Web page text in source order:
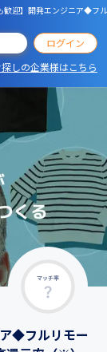
歓迎】開発エンジニア
ログイン
しの企業様はこちら
マッチ率
◆フルリモー